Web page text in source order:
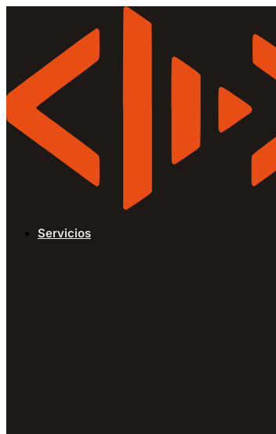
Servicios